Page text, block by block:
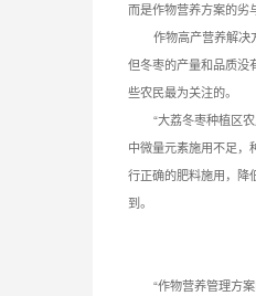
而是作物营养方案的劣
作物高产营养解决
但冬枣的产量和品质没
些农民最为关注的。
“大荔冬枣种植区
中微量元素施用不足，
行正确的肥料施用，降
到。
“作物营养管理方